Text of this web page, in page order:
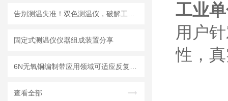
固定式测温仪仪器组成装置分享
查看全部
工业
用户
性，